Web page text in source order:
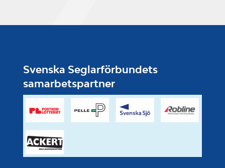
Svenska Seglarförbundets
samarbetspartner